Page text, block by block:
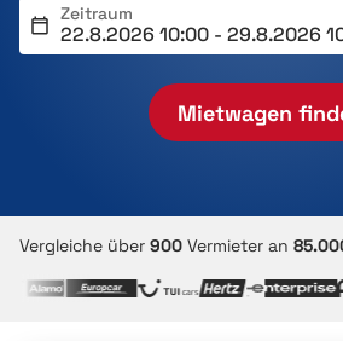
Zeitraum
Mietwagen
Vergleiche über 900 Vermieter an